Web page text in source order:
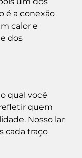
é a conexão
calor e
dos
qual você
quem
Nosso lar
cada traço